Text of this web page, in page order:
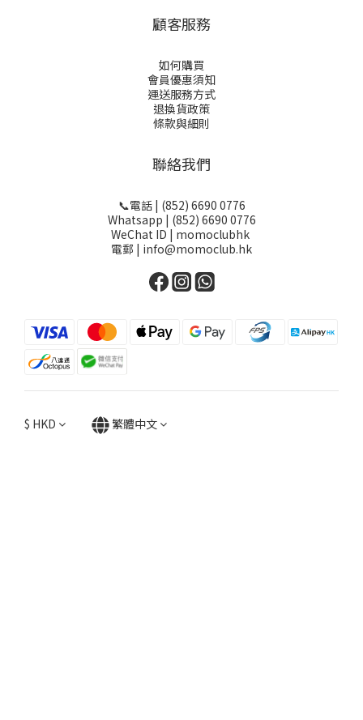
顧客服務
如何購買
會員優惠須知
運送服務方式
退換貨政策
條款與細則
聯絡我們
📞電話 | (852) 6690 0776
Whatsapp | (852) 6690 0776
WeChat ID | momoclubhk
電郵 | info@momoclub.hk
$ HKD 繁體中文